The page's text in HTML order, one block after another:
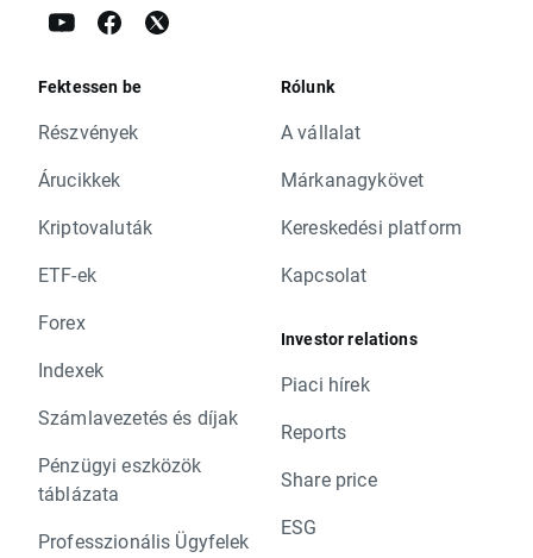
Fektessen be
Részvények
Árucikkek
Kriptovaluták
ETF-ek
Forex
Indexek
Számlavezetés és díjak
Pénzügyi eszközök
táblázata
Professzionális Ügyfelek
Rólunk
A vállalat
Márkanagykövet
Kereskedési platform
Kapcsolat
Investor relations
Piaci hírek
Reports
Share price
ESG